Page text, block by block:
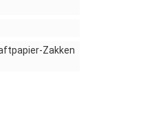
Zakken